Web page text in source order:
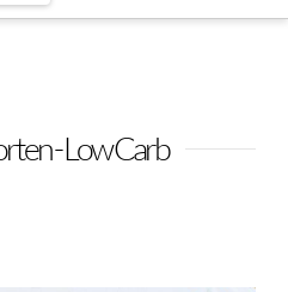
- Low Carb